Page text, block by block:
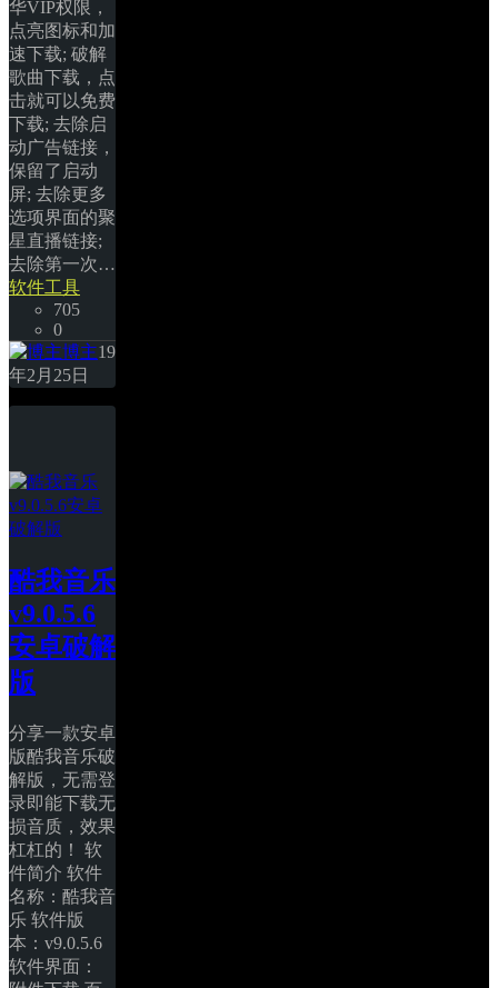
华VIP权限，
点亮图标和加
速下载; 破解
歌曲下载，点
击就可以免费
下载; 去除启
动广告链接，
保留了启动
屏; 去除更多
选项界面的聚
星直播链接;
去除第一次…
软件工具
705
0
博主19
年2月25日
酷我音乐
v9.0.5.6
安卓破解
版
分享一款安卓
版酷我音乐破
解版，无需登
录即能下载无
损音质，效果
杠杠的！ 软
件简介 软件
名称：酷我音
乐 软件版
本：v9.0.5.6
软件界面：